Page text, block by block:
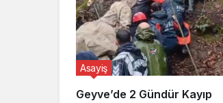
Geyve’de 2 Gündür Kayıp
Asayiş